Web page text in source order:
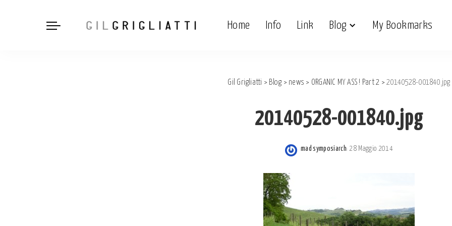
Home Info Link Blog My Bookmarks
Gil Grigliatti > Blog > news > ORGANIC MY ASS ! Part 2 >20140528-001840.jpg
20140528-001840.jpg
Posted
mad symposiarch 28 Maggio 2014